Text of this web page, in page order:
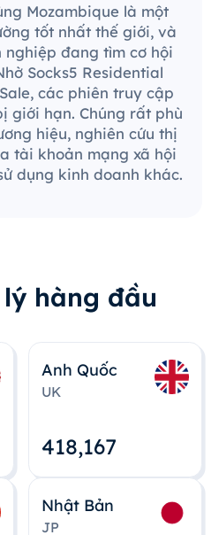
Mozambique là một
tốt nhất thế giới, và
nghiệp đang tìm cơ hội
Socks5 Residential
các phiên truy cập
giới hạn. Chúng rất phù
hiệu, nghiên cứu thị
tài khoản mạng xã hội
dụng kinh doanh khác.
hàng đầu
Anh Quốc
UK
418,167
Nhật Bản
JP